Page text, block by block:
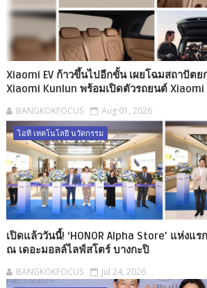
Xiaomi EV ก้าวขึ้นไปอีกขั้น เผยโฉมสถาปัตย
Xiaomi Kunlun พร้อมเปิดตัวรถยนต์ Xiaomi
BANGKOKFOCUS Aug 01, 2026
ไอที เทคโนโลยี นวัตกรรม
เปิดแล้ววันนี้! ‘HONOR Alpha Store’ แห่งแ
ณ เดอะมอลล์ไลฟ์สโตร์ บางกะปิ
BANGKOKFOCUS Jul 24, 2026